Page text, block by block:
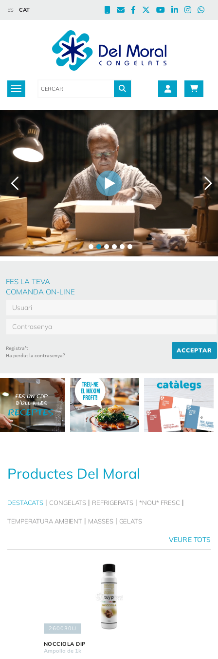
ES CAT
Toggle navigation
FES LA TEVA
COMANDA ON-LINE
ACCEPTAR
Registra't
Ha perdut la contrasenya?
Productes Del Moral
DESTACATS CONGELATS REFRIGERATS *NOU* FRESC
TEMPERATURA AMBIENT MASSES GELATS
VEURE TOTS
260030U
NOCCIOLA DIP
Ampolla de 1k